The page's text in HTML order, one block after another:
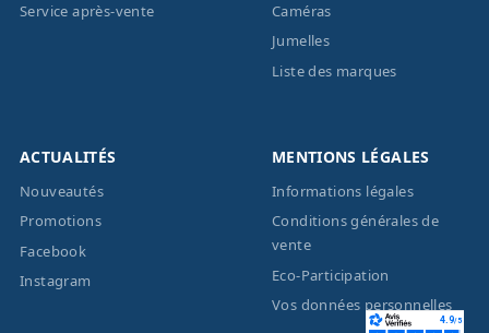
Service après-vente
Caméras
Jumelles
Liste des marques
ACTUALITÉS
Nouveautés
Promotions
Facebook
Instagram
MENTIONS LÉGALES
Informations légales
Conditions générales de
vente
Eco-Participation
Vos données personnelles